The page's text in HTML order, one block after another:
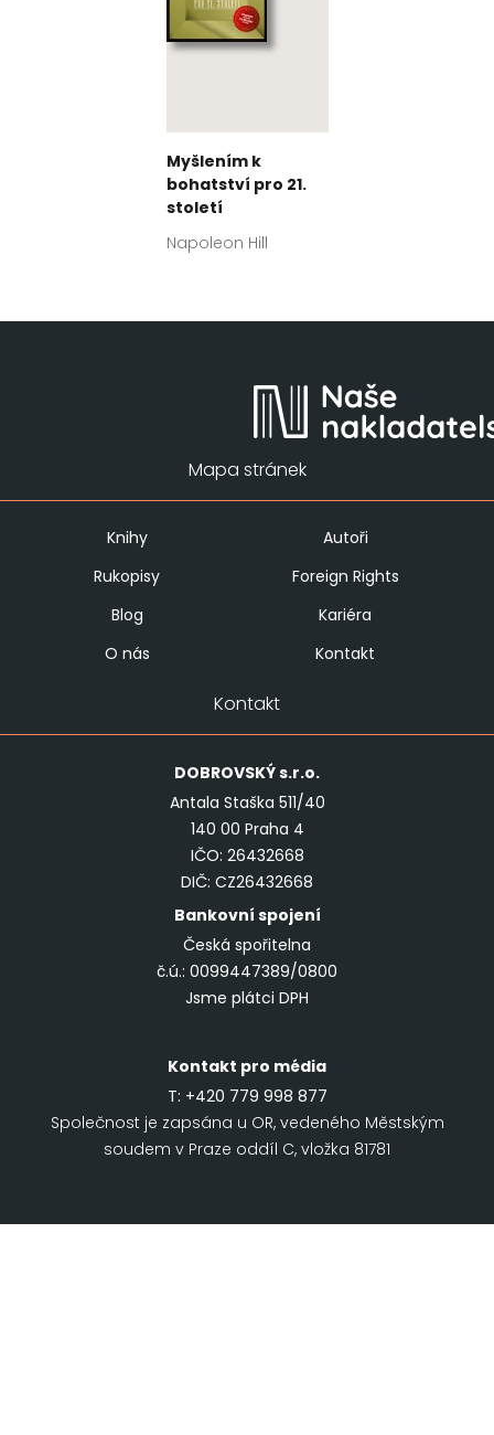
Myšlením k
bohatství pro 21.
století
Napoleon Hill
Mapa stránek
Knihy
Autoři
Rukopisy
Foreign Rights
Blog
Kariéra
O nás
Kontakt
Kontakt
DOBROVSKÝs.r.o.
Antala Staška 511/40
140 00 Praha 4
IČO: 26432668
DIČ: CZ26432668
Bankovní spojení
Česká spořitelna
č.ú.: 0099447389/0800
Jsme plátci DPH
Kontakt pro média
T: +420 779 998 877
Společnost je zapsána u OR, vedeného Městským
soudem v Praze oddíl C, vložka 81781